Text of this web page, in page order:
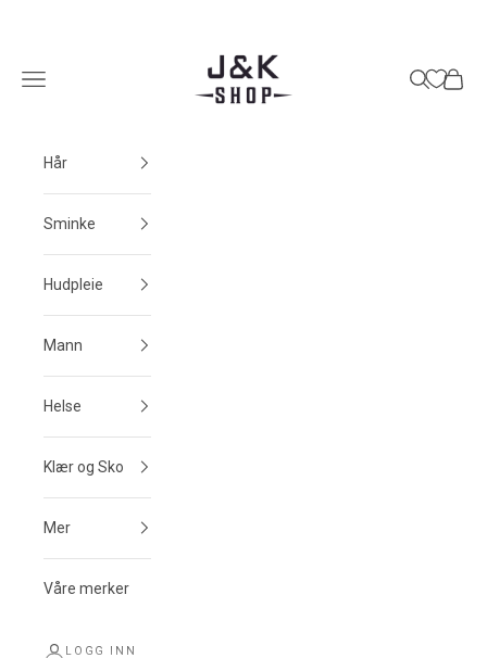
J&K Shop
Meny
Søk
Hår
Sminke
Hudpleie
Mann
Helse
Klær og Sko
Mer
Våre merker
LOGG INN